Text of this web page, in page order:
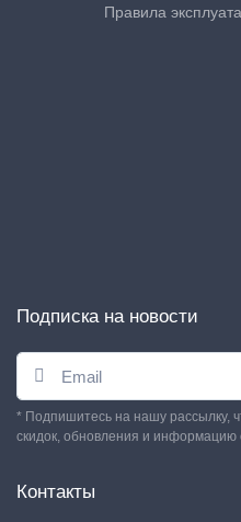
Правила
Подписка на новости
* Подпишитесь на нашу рассылку,
скидок, обновления и информацию
Контакты